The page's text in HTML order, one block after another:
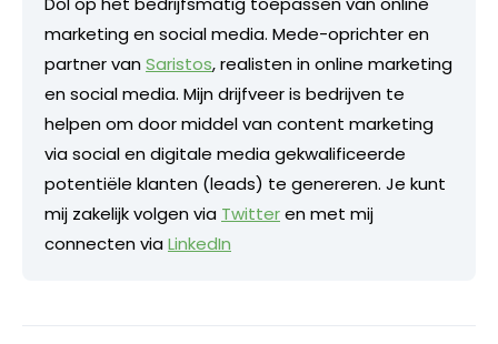
marketing en social media. Mede-oprichter en
partner vanSaristos, realisten in online marketing
en social media. Mijn drijfveer is bedrijven te
helpen om door middel van content marketing
via social en digitale media gekwalificeerde
potentiële klanten (leads) te genereren. Je kunt
mij zakelijk volgen via Twitteren met mij
connecten viaLinkedIn